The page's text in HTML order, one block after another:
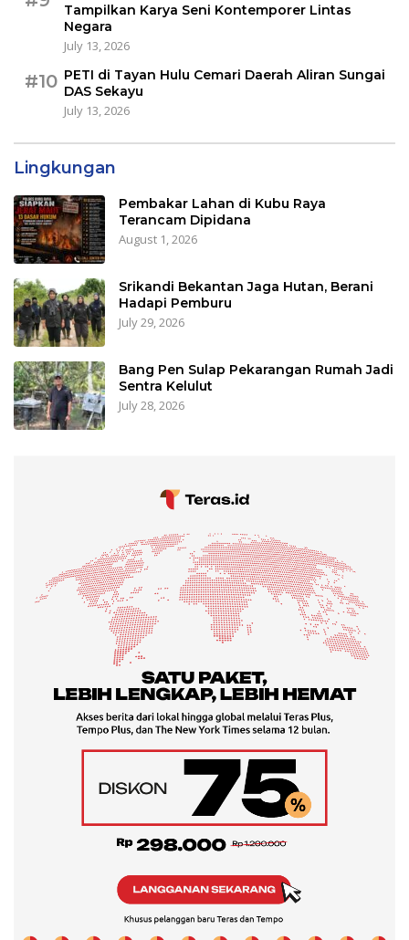
Tampilkan Karya Seni Kontemporer Lintas
Negara
July 13, 2026
#10 PETI di Tayan Hulu Cemari Daerah Aliran Sungai
DAS Sekayu
July 13, 2026
Lingkungan
Pembakar Lahan di Kubu Raya
Terancam Dipidana
August 1, 2026
Srikandi Bekantan Jaga Hutan, Berani
Hadapi Pemburu
July 29, 2026
Bang Pen Sulap Pekarangan Rumah Jadi
Sentra Kelulut
July 28, 2026